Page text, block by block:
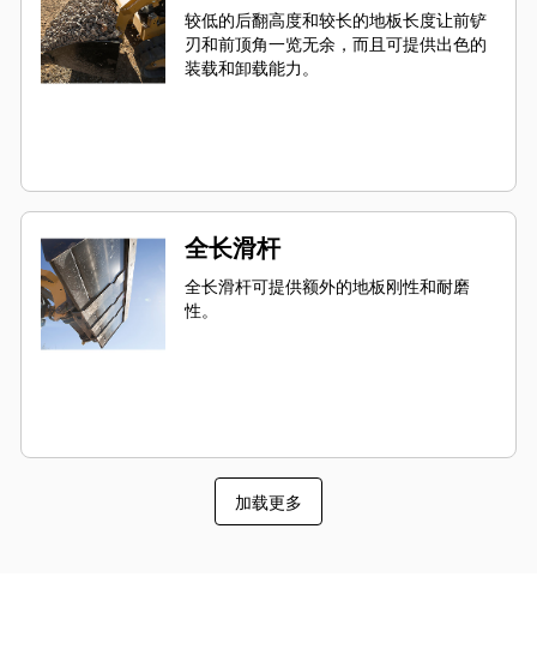
较低的后翻高度和较长的地板长度让前铲
刃和前顶角一览无余，而且可提供出色的
装载和卸载能力。
全长滑杆
全长滑杆可提供额外的地板刚性和耐磨
性。
加载更多